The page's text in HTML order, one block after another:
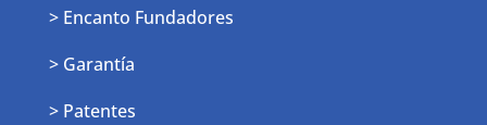
> Encanto Fundadores
> Garantía
> Patentes